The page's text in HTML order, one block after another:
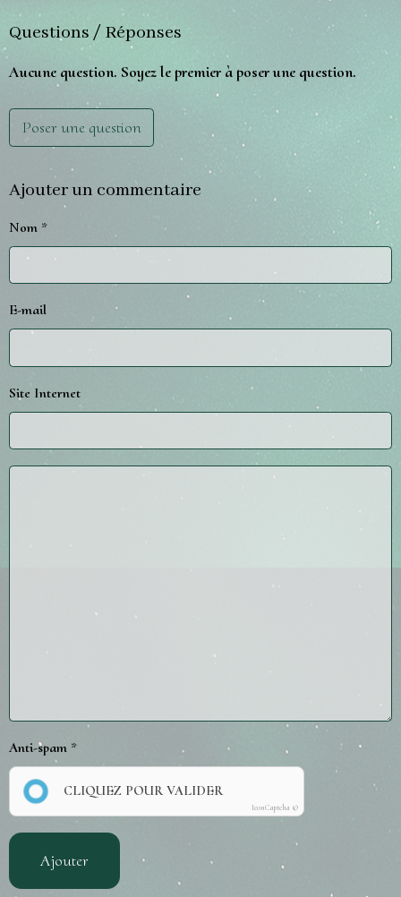
Questions / Réponses
Aucune question. Soyez le premier à poser une question.
Poser une question
Ajouter un commentaire
Nom
E-mail
Site Internet
Anti-spam
CLIQUEZ POUR VALIDER
IconCaptcha ©
Ajouter